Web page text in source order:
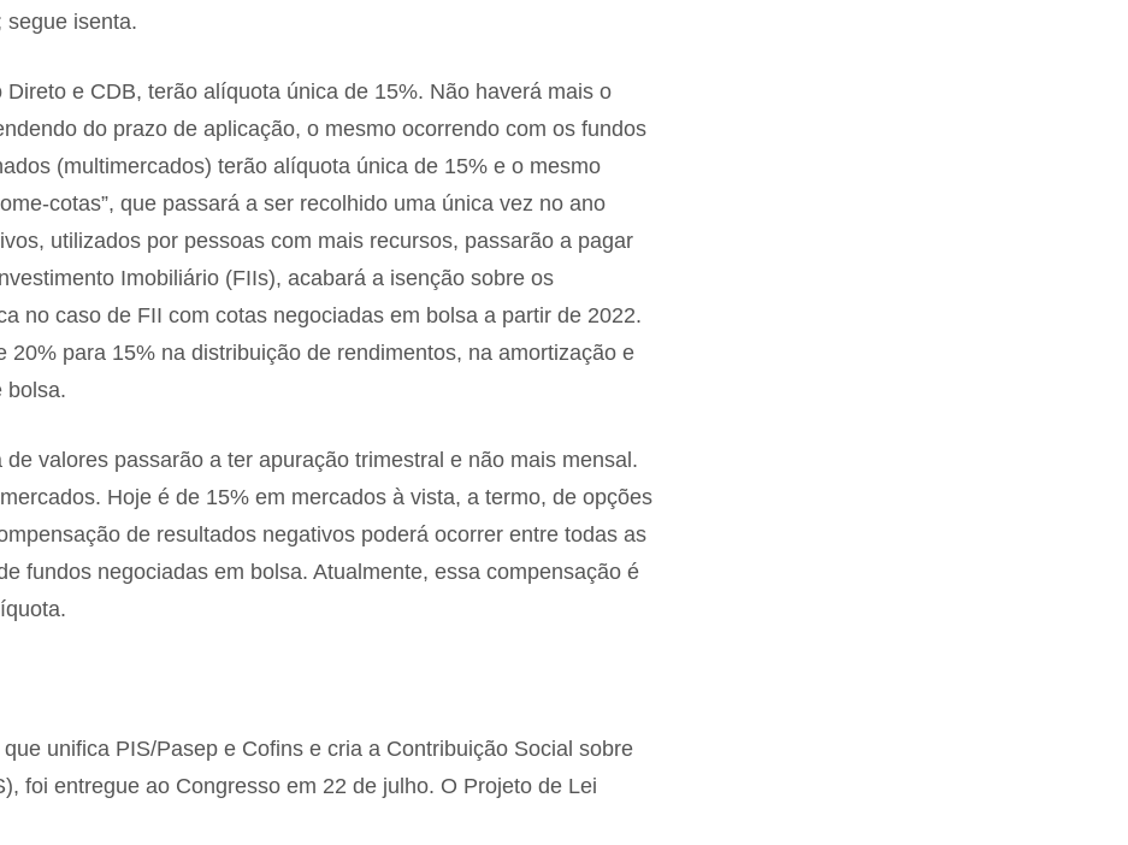
segue isenta.
e CDB, terão alíquota única de 15%. Não haverá mais o
do prazo de aplicação, o mesmo ocorrendo com os fundos
(multimercados) terão alíquota única de 15% e o mesmo
cotas”, que passará a ser recolhido uma única vez no ano
utilizados por pessoas com mais recursos, passarão a pagar
Imobiliário (FIIs), acabará a isenção sobre os
no caso de FII com cotas negociadas em bolsa a partir de 2022.
20% para 15% na distribuição de rendimentos, na amortização e
bolsa.
valores passarão a ter apuração trimestral e não mais mensal.
Hoje é de 15% em mercados à vista, a termo, de opções
de resultados negativos poderá ocorrer entre todas as
fundos negociadas em bolsa. Atualmente, essa compensação é
unifica PIS/Pasep e Cofins e cria a Contribuição Social sobre
foi entregue ao Congresso em 22 de julho. O Projeto de Lei